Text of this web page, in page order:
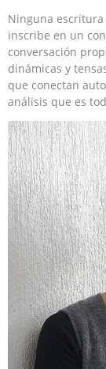
Ninguna
inscribe en un
conversación
dinámicas y
que conectan
análisis que es